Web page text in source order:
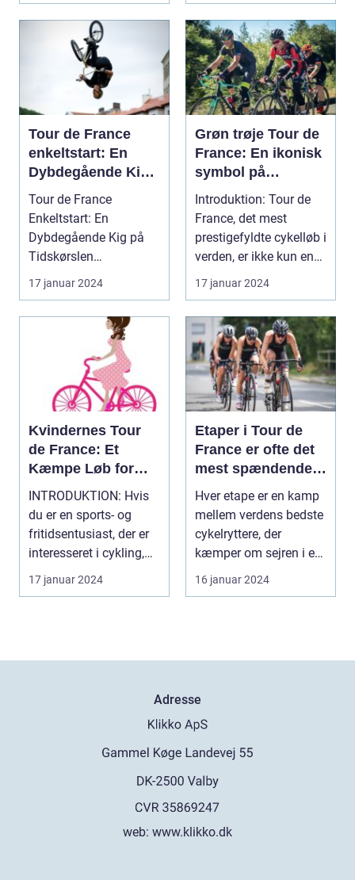
Tour de France
enkeltstart: En
Dybdegående Kig
på Tidskørslen
Tour de France
Enkeltstart: En
Dybdegående Kig på
Tidskørslen
Introduktion til Tour de
17 januar 2024
Grøn trøje Tour de
France: En ikonisk
symbol på
sprinterens styrke
og hastighed
Introduktion: Tour de
France, det mest
prestigefyldte cykelløb i
verden, er ikke kun en
kamp mellem ...
17 januar 2024
Kvindernes Tour
de France: Et
Kæmpe Løb for
Ligestilling i
Cykelsporten
INTRODUKTION: Hvis
du er en sports- og
fritidsentusiast, der er
interesseret i cykling,
har du muli...
17 januar 2024
Etaper i Tour de
France er ofte det
mest spændende
og nervepirrende
ved dette
prestigefyldte
cykelløb
Hver etape er en kamp
mellem verdens bedste
cykelryttere, der
kæmper om sejren i en
række forskellig...
16 januar 2024
Adresse
web: www.klikko.dk